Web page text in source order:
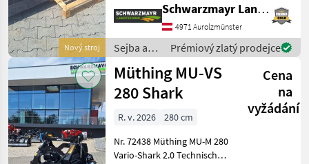
Nový stroj
bez montáže Predajný tím
spoločnosti Schwarzmayr
vám rád predvedie toto
zaria
Schwarzmayr Landtechnik GmbH - Aurolzmünster
4971 Aurolzmünster
Sejba a
starostlivosť
o plodinu
/ Müthing
Prémiový zlatý prodejce
Müthing MU-VS
280 Shark
Cena
na
vyžádání
R. v. 2026
280 cm
Nr. 72438 Müthing MU-M 280
Vario-Shark 2.0 Technische